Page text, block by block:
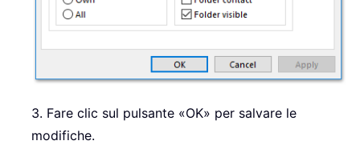
3. Fare clic sul pulsante «OK» per salvare le
modifiche.